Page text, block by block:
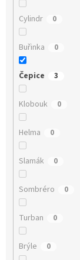
Cylindr 0
Buřinka 0
Čepice 3
Klobouk 0
Helma 0
Slamák 0
Sombréro 0
Turban 0
Brýle 0